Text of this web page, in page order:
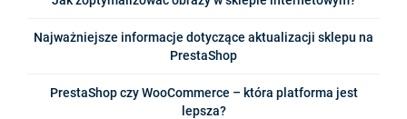
Najważniejsze informacje dotyczące aktualizacji sklepu na
PrestaShop
PrestaShop czy WooCommerce – która platforma jest
lepsza?